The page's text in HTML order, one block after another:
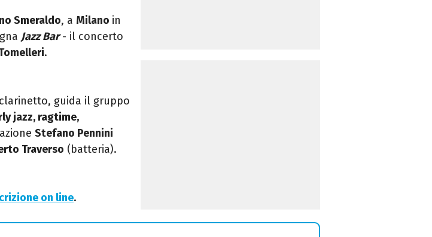
Smeraldo, a Milano in
Jazz Bar- il concerto
.
guida il gruppo
jazz, ragtime,
Stefano Pennini
Traverso (batteria).
on line.